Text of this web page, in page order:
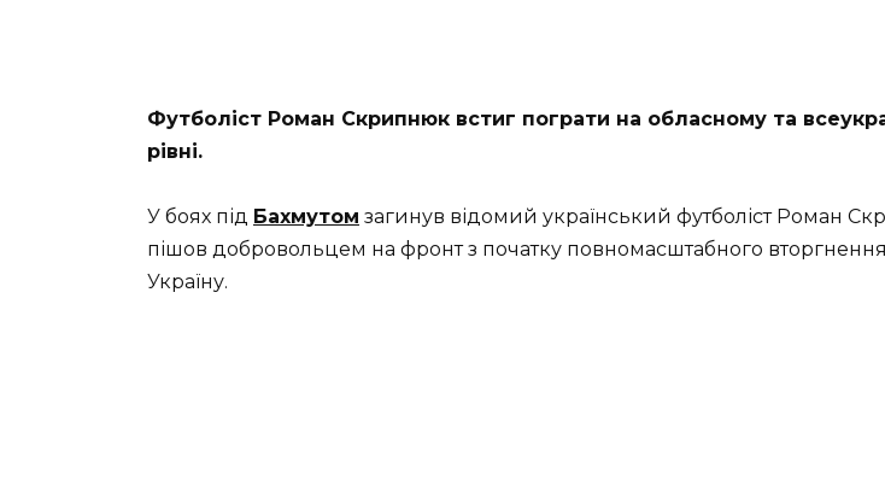
Футболіст Роман Скрипнюк встиг пограти на обласному та
рівні.
У боях під Бахмутом загинув відомий український футболіст Роман
пішов добровольцем на фронт з початку повномасштабного вторгнення
Україну.